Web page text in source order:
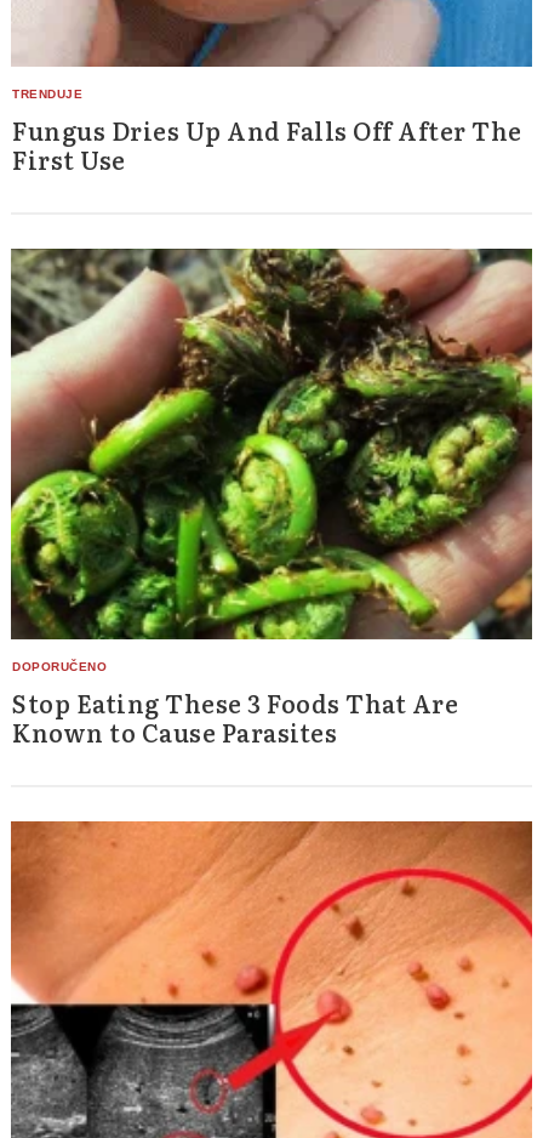
Fungus Dries Up And Falls Off After The
First Use
Stop Eating These 3 Foods That Are
Known to Cause Parasites